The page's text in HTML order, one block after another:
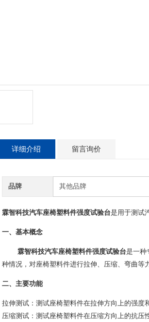
详细介绍 留言询价
品牌 其他品牌
霖智科技汽车座椅塑料件强度试验台是用于测试
一、基本概念
霖智科技汽车座椅塑料件强度试验台是一种
种情况，对座椅塑料件进行拉伸、压缩、弯曲等
二、主要功能
拉伸测试：测试座椅塑料件在拉伸方向上的强度
压缩测试：测试座椅塑料件在压缩方向上的抗压